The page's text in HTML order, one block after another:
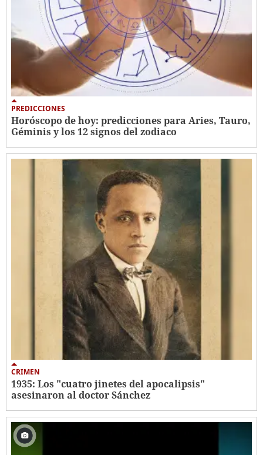
PREDICCIONES
Horóscopo de hoy: predicciones para Aries, Tauro,
Géminis y los 12 signos del zodiaco
CRIMEN
1935: Los "cuatro jinetes del apocalipsis"
asesinaron al doctor Sánchez